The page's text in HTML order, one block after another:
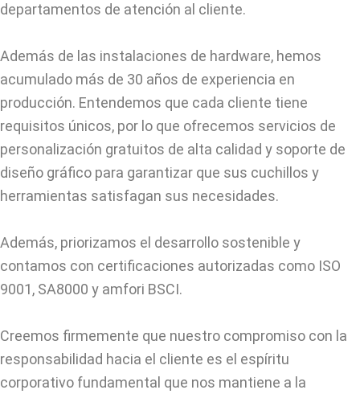
departamentos de atención al cliente.
Además de las instalaciones de hardware, hemos
acumulado más de 30 años de experiencia en
producción. Entendemos que cada cliente tiene
requisitos únicos, por lo que ofrecemos servicios de
personalización gratuitos de alta calidad y soporte de
diseño gráfico para garantizar que sus cuchillos y
herramientas satisfagan sus necesidades.
Además, priorizamos el desarrollo sostenible y
contamos con certificaciones autorizadas como ISO
9001, SA8000 y amfori BSCI.
Creemos firmemente que nuestro compromiso con la
responsabilidad hacia el cliente es el espíritu
corporativo fundamental que nos mantiene a la